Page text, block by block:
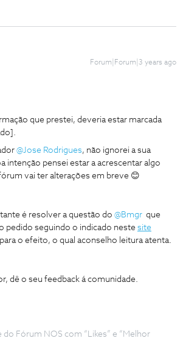
Forum|Forum|3 years ago
que prestei, deveria estar marcada
@Jose Rodrigues, não ignorei a sua
intenção pensei estar a acrescentar algo
vai ter alterações em breve 😊
é resolver a questão do @Bmgr que
pedido seguindo o indicado neste site
o efeito, o qual aconselho leitura atenta.
dê o seu feedback á comunidade.
Fórum NOS com “Likes” e “Melhor